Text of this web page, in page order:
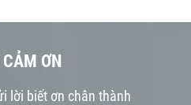
ƠN
lời biết ơn chân thành